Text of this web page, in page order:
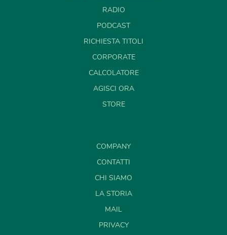
RADIO
PODCAST
RICHIESTA TITOLI
CORPORATE
CALCOLATORE
AGISCI ORA
STORE
COMPANY
CONTATTI
CHI SIAMO
LA STORIA
MAIL
PRIVACY